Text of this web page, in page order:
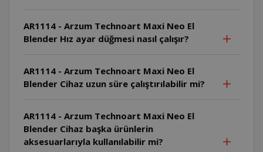
AR1114 - Arzum Technoart Maxi Neo El
Blender Hız ayar düğmesi nasıl çalışır?
AR1114 - Arzum Technoart Maxi Neo El
Blender Cihaz uzun süre çalıştırılabilir mi?
AR1114 - Arzum Technoart Maxi Neo El
Blender Cihaz başka ürünlerin
aksesuarlarıyla kullanılabilir mi?